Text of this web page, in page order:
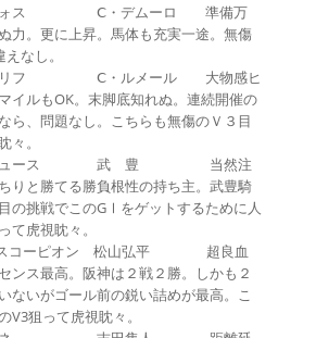
ォス Ⅽ・デムーロ 準備万
力。更に上昇。馬体も充実一途。無傷
なし。
リフ Ⅽ・ルメール 大物感ヒ
イルもOK。末脚底知れぬ。連続開催の
ら、問題なし。こちらも無傷のＶ３目
々。
デュース 武 豊 当然注
りと勝てる勝負根性の持ち主。武豊騎
の挑戦でこのGⅠをゲットするために人
て虎視眈々。
コーピオン 松山弘平 超良血
ンス最高。阪神は２戦２勝。しかも２
ないがゴール前の鋭い詰めが最高。こ
V3狙って虎視眈々。